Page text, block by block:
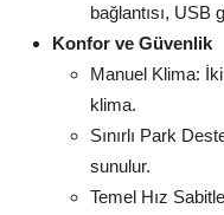
bağlantısı, USB
Konfor ve Güvenlik
Manuel Klima:
klima.
Sınırlı Park
sunulur.
Temel Hız